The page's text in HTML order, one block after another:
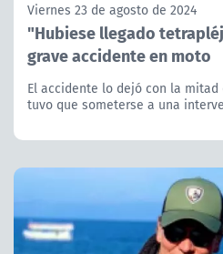
Viernes 23 de agosto de 2024
"Hubiese llegado
grave accidente en moto
El accidente lo dejó con la
tuvo que someterse a una